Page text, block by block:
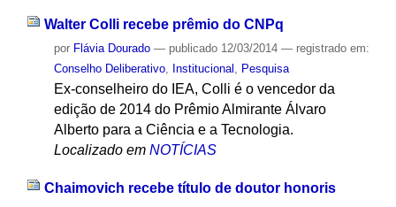
Walter Colli recebe prêmio do CNPq
por Flávia Dourado — publicado12/03/2014 — registrado em:
Conselho Deliberativo, Institucional , Pesquisa
Ex-conselheiro do IEA, Colli é o vencedor da
edição de 2014 do Prêmio Almirante Álvaro
Alberto para a Ciência e a Tecnologia.
Localizado em NOTÍCIAS
Chaimovich recebe título de doutor honoris